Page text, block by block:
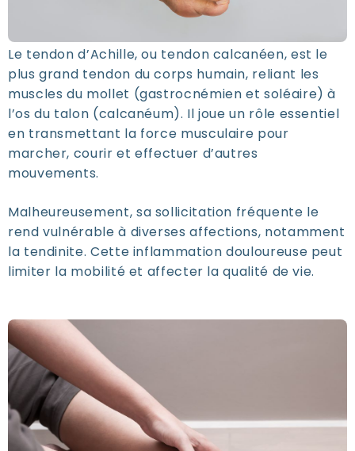
Le tendon d’Achille, ou tendon calcanéen, est le
plus grand tendon du corps humain, reliant les
muscles du mollet (gastrocnémien et soléaire) à
l’os du talon (calcanéum). Il joue un rôle essentiel
en transmettant la force musculaire pour
marcher, courir et effectuer d’autres
mouvements.
Malheureusement, sa sollicitation fréquente le
rend vulnérable à diverses affections, notamment
la tendinite. Cette inflammation douloureuse peut
limiter la mobilité et affecter la qualité de vie.